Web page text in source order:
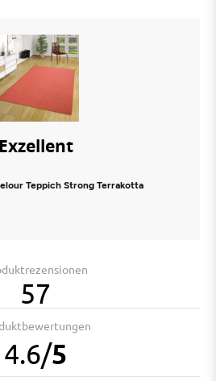
Exzellent
Teppich Strong Terrakotta
57
4.6/5